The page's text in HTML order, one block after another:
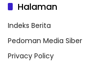
Halaman
Indeks Berita
Pedoman Media Siber
Privacy Policy